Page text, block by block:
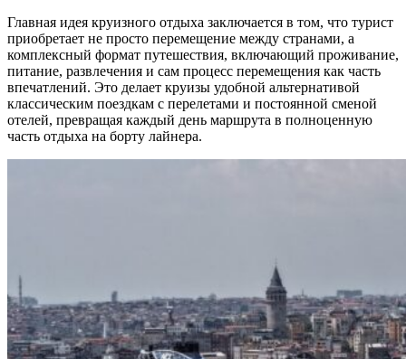
Главная идея круизного отдыха заключается в том, что турист
приобретает не просто перемещение между странами, а
комплексный формат путешествия, включающий проживание,
питание, развлечения и сам процесс перемещения как часть
впечатлений. Это делает круизы удобной альтернативой
классическим поездкам с перелетами и постоянной сменой
отелей, превращая каждый день маршрута в полноценную
часть отдыха на борту лайнера.